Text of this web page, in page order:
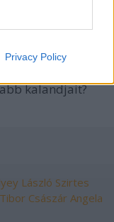
Privacy Policy
kalandjait?
László Szirtes
Császár Angela